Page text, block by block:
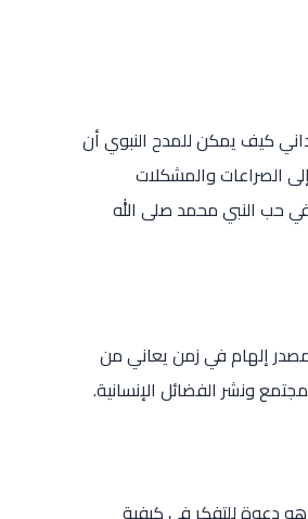
كيف يمكن للمدح النبوي أن
الصراعات والمشكلات
في حب النبي محمد صلى الله
إلهام في زمن يعاني من
ونشر الفضائل الإنسانية.
هو دعوة للتفكر في كيفية